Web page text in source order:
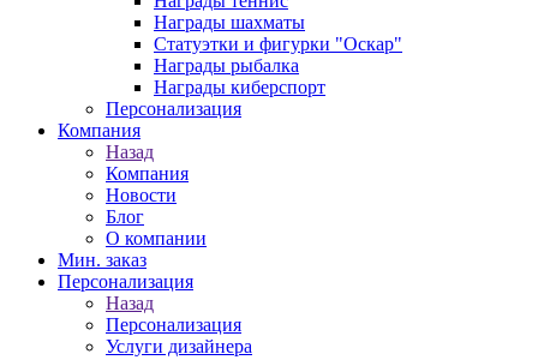
Награды шахматы
Статуэтки и фигурки "Оскар"
Награды рыбалка
Награды киберспорт
Персонализация
Компания
Назад
Компания
Новости
Блог
О компании
Мин. заказ
Персонализация
Назад
Персонализация
Услуги дизайнера